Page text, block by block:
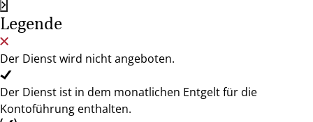
Legende
Der Dienst wird nicht angeboten.
Der Dienst ist in dem monatlichen Entgelt für die
Kontoführung enthalten.